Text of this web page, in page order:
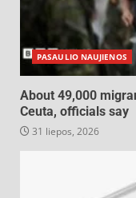
PASAULIO NAUJIENOS
About 49,000
Ceuta, officials say
31 liepos, 2026